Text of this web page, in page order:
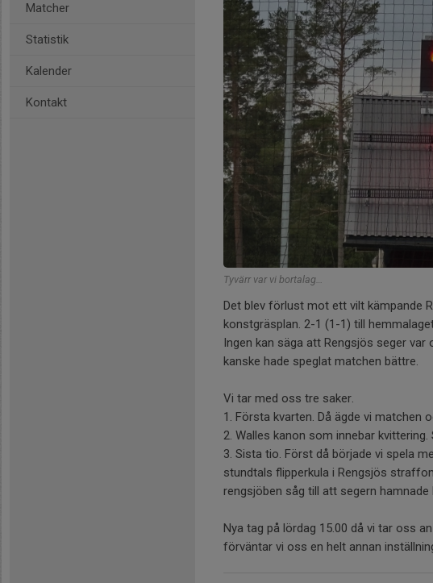
Matcher
Statistik
Kalender
Kontakt
Tyvärr var vi bortalag…
Det blev förlust mot ett vilt kämpande
konstgräsplan. 2-1 (1-1) till
Ingen kan säga att Rengsjös seger
kanske hade speglat matchen bättre.
Vi tar med oss tre saker.
1. Första kvarten. Då ägde vi matchen
2. Walles kanon som innebar kvittering.
3. Sista tio. Först då började vi spela
stundtals flipperkula i Rengsjös
rengsjöben såg till att segern hamnade
Nya tag på lördag 15.00 då vi tar oss
förväntar vi oss en helt annan